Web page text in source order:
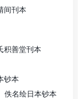
间刊本
积善堂刊本
钞本
佚名绘日本钞本